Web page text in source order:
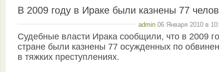
В 2009 году в Ираке были казнены 77
admin 06 Января 2010 в
Судебные власти Ирака сообщили, что в 2009
стране были казнены 77 осужденных по
в тяжких преступлениях.